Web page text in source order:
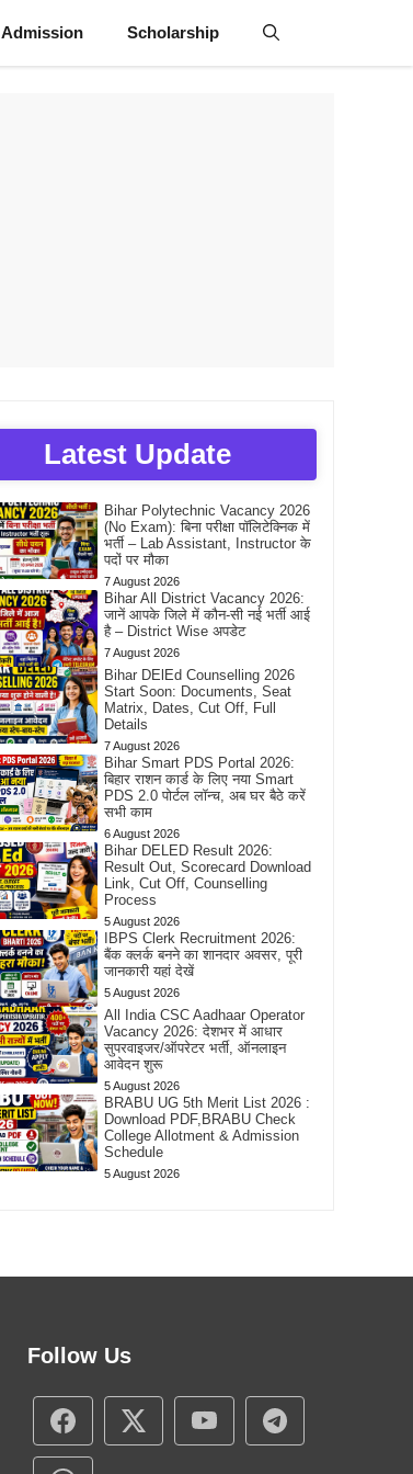
Admission Scholarship
Latest Update
Bihar Polytechnic Vacancy 2026
(No Exam): बिना परीक्षा पॉलिटेक्निक में
भर्ती – Lab Assistant, Instructor के
पदों पर मौका
7 August 2026
Bihar All District Vacancy 2026:
जानें आपके जिले में कौन-सी नई भर्ती आई
है – District Wise अपडेट
7 August 2026
Bihar DElEd Counselling 2026
Start Soon: Documents, Seat
Matrix, Dates, Cut Off, Full
Details
7 August 2026
Bihar Smart PDS Portal 2026:
बिहार राशन कार्ड के लिए नया Smart
PDS 2.0 पोर्टल लॉन्च, अब घर बैठे करें
सभी काम
6 August 2026
Bihar DELED Result 2026:
Result Out, Scorecard Download
Link, Cut Off, Counselling
Process
5 August 2026
IBPS Clerk Recruitment 2026:
बैंक क्लर्क बनने का शानदार अवसर, पूरी
जानकारी यहां देखें
5 August 2026
All India CSC Aadhaar Operator
Vacancy 2026: देशभर में आधार
सुपरवाइजर/ऑपरेटर भर्ती, ऑनलाइन
आवेदन शुरू
5 August 2026
BRABU UG 5th Merit List 2026 :
Download PDF,BRABU Check
College Allotment & Admission
Schedule
5 August 2026
Follow Us